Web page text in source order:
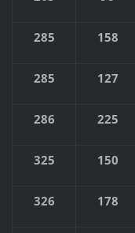
285 158
285 127
286 225
325 150
326 178